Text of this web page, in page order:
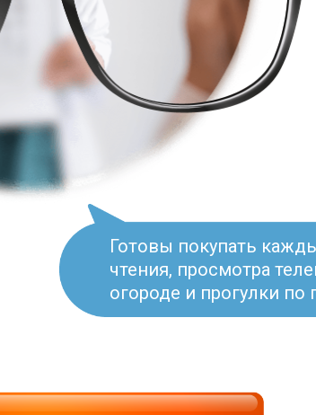
Готовы покупать
чтения, просмотра
огороде и прогулки по